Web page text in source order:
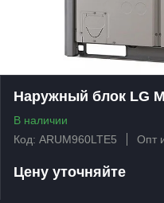
Наружный блок LG
В наличии
Код: ARUM960LTE5
Опт
Цену уточняйте